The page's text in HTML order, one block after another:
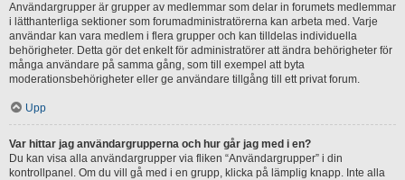
Användargrupper är grupper av medlemmar som delar in forumets medlemmar
i lätthanterliga sektioner som forumadministratörerna kan arbeta med. Varje
användar kan vara medlem i flera grupper och kan tilldelas individuella
behörigheter. Detta gör det enkelt för administratörer att ändra behörigheter för
många användare på samma gång, som till exempel att byta
moderationsbehörigheter eller ge användare tillgång till ett privat forum.
Upp
Var hittar jag användargrupperna och hur går jag med i en?
Du kan visa alla användargrupper via fliken “Användargrupper” i din
kontrollpanel. Om du vill gå med i en grupp, klicka på lämplig knapp. Inte alla